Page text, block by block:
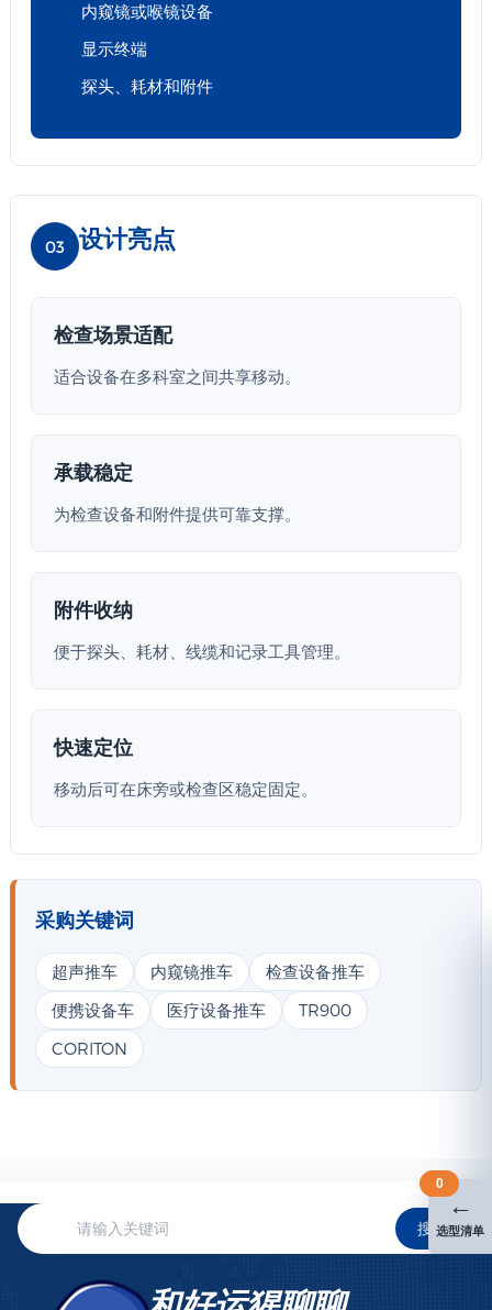
内窥镜或喉镜设备
显示终端
探头、耗材和附件
03 设计亮点
检查场景适配
适合设备在多科室之间共享移动。
承载稳定
为检查设备和附件提供可靠支撑。
附件收纳
便于探头、耗材、线缆和记录工具管理。
快速定位
移动后可在床旁或检查区稳定固定。
采购关键词
超声推车 内窥镜推车
检查设备推车
便携设备车
医疗设备推车
TR900
CORITON
搜索
←
选型清单
0